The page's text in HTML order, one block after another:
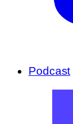
Podcast